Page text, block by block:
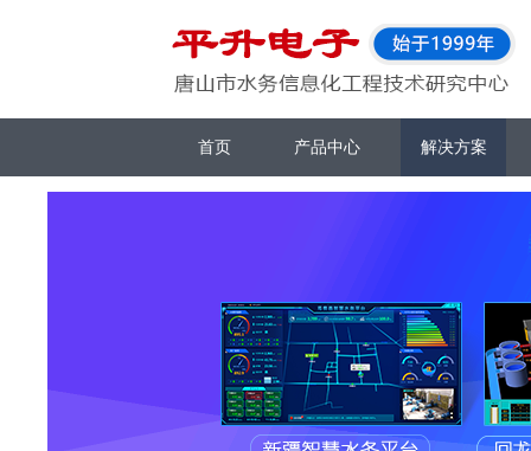
首页 产品中心 解决方案